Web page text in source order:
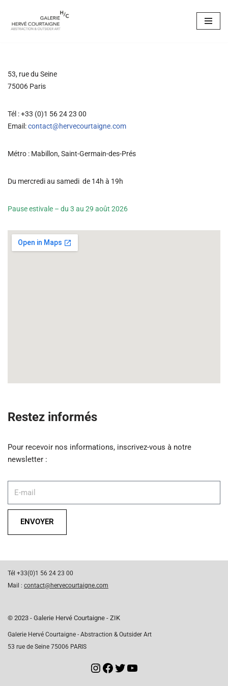
Aller
53, rue du Seine
75006 Paris
Tél : +33 (0)1 56 24 23 00
Email:contact@hervecourtaigne.com
Métro : Mabillon, Saint-Germain-des-Prés
Du mercredi au samedi de 14h à 19h
Pause estivale – du 3 au 29 août 2026
Restez informés
Pour recevoir nos informations, inscrivez-vous à notre
newsletter :
ENVOYER
Tél +33(0)1 56 24 23 00
Mail : contact@hervecourtaigne.com
© 2023 - Galerie Hervé Courtaigne - ZIK
Galerie Hervé Courtaigne - Abstraction & Outsider Art
53 rue de Seine 75006 PARIS